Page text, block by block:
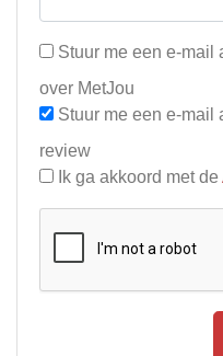
Stuur me een e-mail
over MetJou
Stuur me een e-mail
review
Ik ga akkoord met de